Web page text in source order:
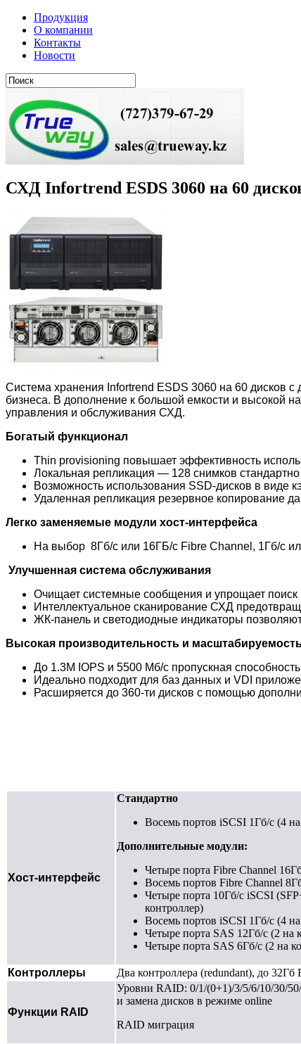
Продукция
О компании
Контакты
Новости
СХД Infortrend ESDS 3060 на 60
Система хранения Infortrend ESDS 3060 на 60 дисков с
бизнеса. В дополнение к большой емкости и высокой
управления и обслуживания СХД.
Богатый функционал
Thin provisioning повышает эффективность
Локальная репликация — 128 снимков
Возможность использования SSD-дисков в виде
Удаленная репликация резервное копирование
Легко заменяемые модули хост-интерфейса
На выбор 8Гб/с или 16ГБ/с Fibre Channel, 1Гб/с
Улучшенная система обслуживания
Очищает системные сообщения и упрощает поиск
Интеллектуальное сканирование СХД
ЖК-панель и светодиодные индикаторы
Высокая производительность и
До 1.3M IOPS и 5500 Мб/с пропускная способность
Идеально подходит для баз данных и VDI
Расширяется до 360-ти дисков с помощью
Хост-интерфейс
Стандартно
Восемь портов iSCSI 1Гб/с (4
Дополнительные модули:
Четыре порта Fibre Channel
Восемь портов Fibre Channel
Четыре порта 10Гб/с iSCSI
контроллер)
Восемь портов iSCSI 1Гб/с (4
Четыре порта SAS 12Гб/с (2 на
Четыре порта SAS 6Гб/с (2 на
Контроллеры Два контроллера (redundant), до
Функции RAID
Уровни RAID: 0/1/(0+1)/3/5/6/10/30/
и замена дисков в режиме online
RAID миграция